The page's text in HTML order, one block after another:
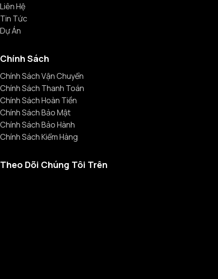
Liên Hệ
Tin Tức
Dự Án
Chính Sách
Chính Sách Vận Chuyển
Chính Sách Thanh Toán
Chính Sách Hoàn Tiền
Chính Sách Bảo Mật
Chính Sách Bảo Hành
Chính Sách Kiểm Hàng
Theo Dõi Chúng Tôi Trên